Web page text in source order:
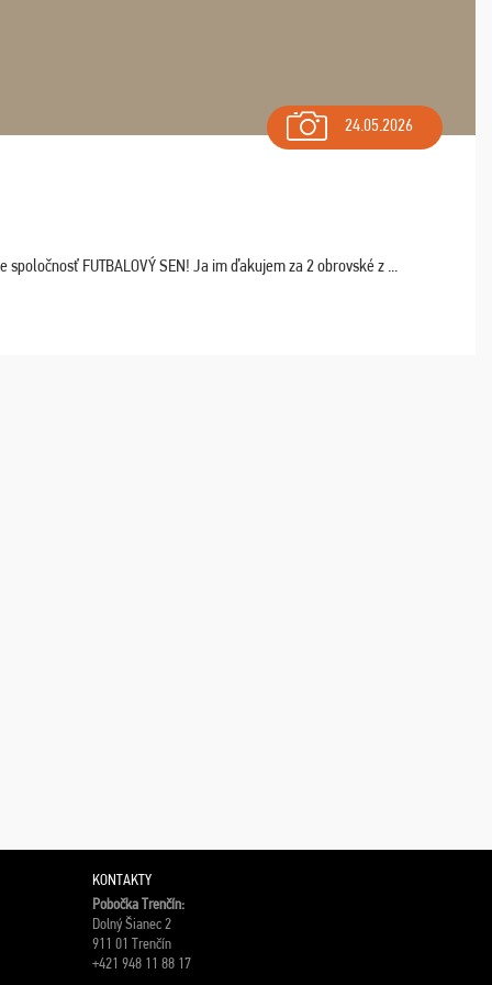
24.05.2026
FUTBALOVÝ SEN! Ja im ďakujem za 2 obrovské z ...
KONTAKTY
Pobočka Trenčín:
Dolný Šianec 2
911 01 Trenčín
+421 948 11 88 17